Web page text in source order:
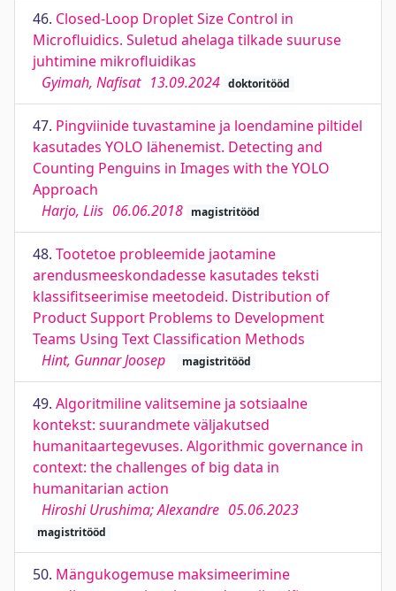
46. Closed-Loop Droplet Size Control in
Microﬂuidics. Suletud ahelaga tilkade suuruse
juhtimine mikroﬂuidikas
Gyimah, Naﬁsat 13.09.2024 doktoritööd
47. Pingviinide tuvastamine ja loendamine piltidel
kasutades YOLO lähenemist. Detecting and
Counting Penguins in Images with the YOLO
Approach
Harjo, Liis 06.06.2018 magistritööd
48. Tootetoe probleemide jaotamine
arendusmeeskondadesse kasutades teksti
klassifitseerimise meetodeid. Distribution of
Product Support Problems to Development
Teams Using Text Classification Methods
Hint, Gunnar Joosep
magistritööd
49. Algoritmiline valitsemine ja sotsiaalne
kontekst: suurandmete väljakutsed
humanitaartegevuses. Algorithmic governance in
context: the challenges of big data in
humanitarian action
Hiroshi Urushima; Alexandre 05.06.2023
magistritööd
50. Mängukogemuse maksimeerimine